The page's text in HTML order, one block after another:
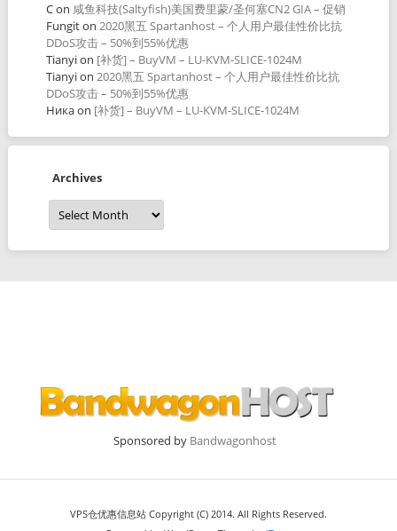
Con 咸鱼科技(Saltyfish)美国费里蒙/圣何塞CN2 GIA – 促销
Fungiton 2020黑五 Spartanhost – 个人用户最佳性价比抗
DDoS攻击 – 50%到55%优惠
Tianyion [补货] – BuyVM – LU-KVM-SLICE-1024M
Tianyion 2020黑五 Spartanhost – 个人用户最佳性价比抗
DDoS攻击 – 50%到55%优惠
Никаon [补货] – BuyVM – LU-KVM-SLICE-1024M
Archives
Archives
Sponsored by Bandwagonhost
VPS仓优惠信息站 Copyright (C) 2014. All Rights Reserved.